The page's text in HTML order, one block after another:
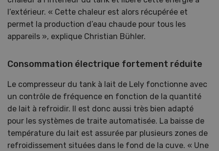
l’extérieur. « Cette chaleur est alors récupérée et
permet la production d’eau chaude pour tous les
appareils », explique Christian Bühler.
Consommation électrique fortement réduite
Le compresseur du tank à lait de Lely fonctionne avec
un contrôle de fréquence en fonction de la quantité
de lait à refroidir. Il est donc aussi très bien adapté
pour les systèmes de traite automatisée. La baisse de
température du lait est assurée par plusieurs zones de
refroidissement situées dans le fond de la cuve. « Une